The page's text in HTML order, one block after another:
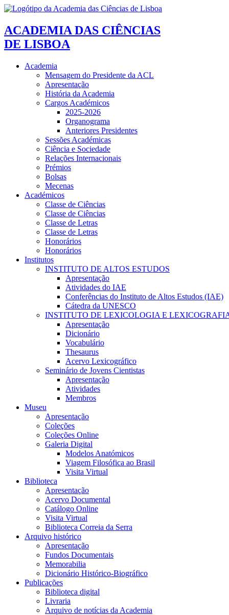
ACADEMIA DAS CIÊNCIAS
DE LISBOA
Academia
Mensagem do Presidente da ACL
Apresentação
História da Academia
Cargos Académicos
2025-2026
Organograma
Anteriores Presidentes
Sessões Académicas
Ciência e Sociedade
Relações Internacionais
Prémios
Bolsas
Mecenas
Académicos
Classe de Ciências
Classe de Ciências
Classe de Letras
Classe de Letras
Honorários
Honorários
Institutos
INSTITUTO DE ALTOS ESTUDOS
Apresentação
Atividades do IAE
Conferências do Instituto de Altos Estudos (IAE)
Cátedra da UNESCO
INSTITUTO DE LEXICOLOGIA E
Apresentação
Dicionário
Vocabulário
Thesaurus
Acervo Lexicográfico
Seminário de Jovens Cientistas
Apresentação
Atividades
Membros
Museu
Apresentação
Coleções
Coleções Online
Galeria Digital
Modelos Anatómicos
Viagem Filosófica ao Brasil
Visita Virtual
Biblioteca
Apresentação
Acervo Documental
Catálogo Online
Visita Virtual
Biblioteca Correia da Serra
Arquivo histórico
Apresentação
Fundos Documentais
Memorabilia
Dicionário Histórico-Biográfico
Publicações
Biblioteca digital
Livraria
Arquivo de notícias da Academia